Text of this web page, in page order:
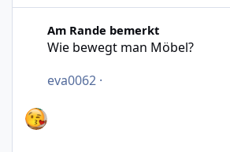
Am Rande bemerkt
Wie bewegt man Möbel?
eva0062 ·